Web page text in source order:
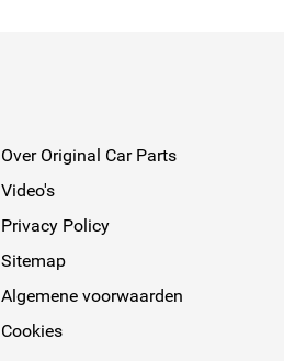
Over Original Car Parts
Video's
Privacy Policy
Sitemap
Algemene voorwaarden
Cookies